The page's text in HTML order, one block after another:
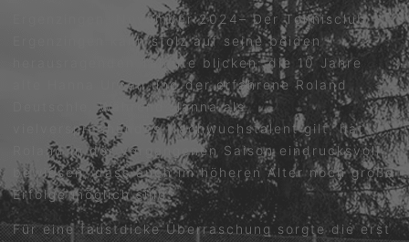
Ergenzingen, November 2024– Der Tennisclub
Ergenzingen kann stolz auf seine beiden
herausragenden Talente blicken: die 10 Jahre
alte Hanna Urban und der erfahrene Roland
Deutschle. Während Hanna als
vielversprechendes Nachwuchstalent gilt, hat
Roland in der vergangenen Saison eindrucksvoll
bewiesen, dass auch im höheren Alter noch große
Erfolge möglich sind.
Für eine faustdicke Überraschung sorgte die erst